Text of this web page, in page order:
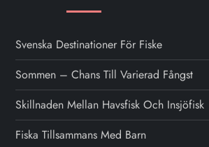
Svenska Destinationer För Fiske
Sommen – Chans Till Varierad Fångst
Skillnaden Mellan Havsfisk Och Insjöfisk
Fiska Tillsammans Med Barn